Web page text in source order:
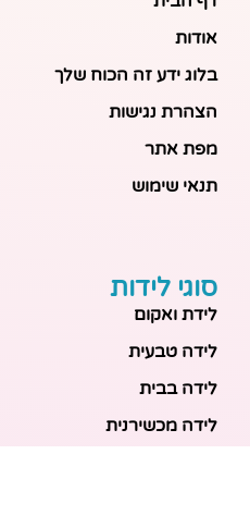
אודות
בלוג ידע זה הכוח שלך
הצהרת נגישות
מפת אתר
תנאי שימוש
סוגי לידות
לידת ואקום
לידה טבעית
לידה בבית
לידה מכשירנית